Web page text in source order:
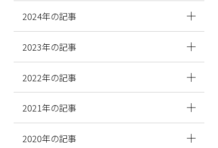
2024年の記事
2023年の記事
2022年の記事
2021年の記事
2020年の記事